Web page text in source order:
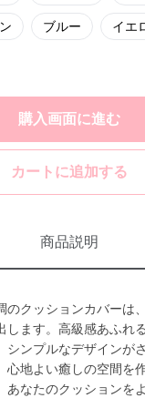
ブルー イエ
購入画面に進む
カートに追加する
商品説明
のクッションカバーは
します。高級感あふれ
シンプルなデザインが
心地よい癒しの空間を
あなたのクッションを